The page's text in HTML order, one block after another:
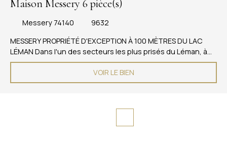
Maison Messery 6 pièce(s)
Messery 74140
9632
MESSERY PROPRIÉTÉ D'EXCEPTION À 100 MÈTRES DU LAC
LÉMAN Dans l'un des secteurs les plus prisés du Léman, à
Messery, découvrez une propriété rare où l'élégance
architecturale rencontre un cadre de vie absolument
privilégié. À seulement 100 mètres du lac, cette villa
architecture remarquable et la qualité de ses extérieurs en
VOIR LE BIEN